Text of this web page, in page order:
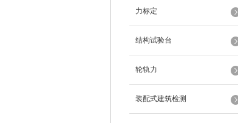
力标定
结构试验台
轮轨力
装配式建筑检测